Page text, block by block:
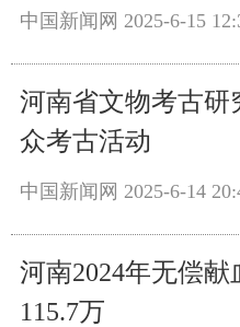
中国新闻网 2025-6-15
河南省文物考古研
众考古活动
中国新闻网 2025-6-14
河南2024年无偿献
115.7万